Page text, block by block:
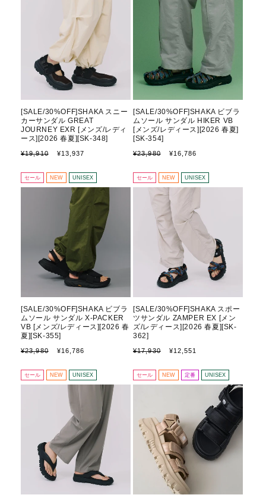
[SALE/30%OFF]SHAKA スニー
カーサンダル GREAT
JOURNEY EXR [メンズ/レディ
ース][2026 春夏][SK-348]
通
価
格
¥19,910
セ
ル
価
¥13,937
[SALE/30%OFF]SHAKA ビブラ
ムソール サンダル HIKER VB
[メンズ/レディース][2026 春夏]
[SK-354]
通
価
格
¥23,980
セ
ル
価
¥16,786
セール NEW UNISEX
[SALE/30%OFF]SHAKA ビブラ
ムソール サンダル X-PACKER
VB [メンズ/レディース][2026 春
夏][SK-355]
通
価
格
¥23,980
セ
ル
価
¥16,786
セール NEW UNISEX
[SALE/30%OFF]SHAKA スポー
ツサンダル ZAMPER EX [メン
ズ/レディース][2026 春夏][SK-
362]
通
価
格
¥17,930
セ
ル
価
¥12,551
セール NEW UNISEX セール NEW 定番 UNISEX